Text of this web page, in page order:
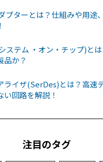
プターとは？仕組みや用途
ステム ・オン・チップ)と
品か？
ライザ(SerDes)とは？高速
い回路を解説！
注目のタグ